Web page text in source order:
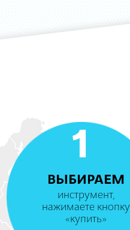
1
ВЫБИРАЕМ
инструмент,
нажимаете кнопку
«купить»